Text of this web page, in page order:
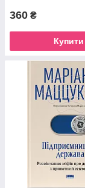
360 ₴
Купити